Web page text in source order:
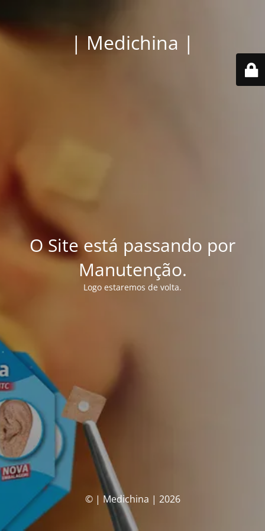
| Medichina |
O Site está passando por
Manutenção.
Logo estaremos de volta.
© | Medichina | 2026